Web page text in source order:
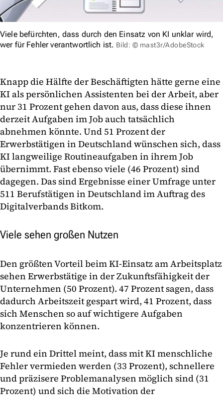
Viele befürchten, dass durch den Einsatz von KI unklar wird,
wer für Fehler verantwortlich ist. Bild: © mast3r/AdobeStock
Knapp die Hälfte der Beschäftigten hätte gerne eine
KI als persönlichen Assistenten bei der Arbeit, aber
nur 31 Prozent gehen davon aus, dass diese ihnen
derzeit Aufgaben im Job auch tatsächlich
abnehmen könnte. Und 51 Prozent der
Erwerbstätigen in Deutschland wünschen sich, dass
KI langweilige Routineaufgaben in ihrem Job
übernimmt. Fast ebenso viele (46 Prozent) sind
dagegen. Das sind Ergebnisse einer Umfrage unter
511 Berufstätigen in Deutschland im Auftrag des
Digitalverbands Bitkom.
Viele sehen großen Nutzen
Den größten Vorteil beim KI-Einsatz am Arbeitsplatz
sehen Erwerbstätige in der Zukunftsfähigkeit der
Unternehmen (50 Prozent). 47 Prozent sagen, dass
dadurch Arbeitszeit gespart wird, 41 Prozent, dass
sich Menschen so auf wichtigere Aufgaben
konzentrieren können.
Je rund ein Drittel meint, dass mit KI menschliche
Fehler vermieden werden (33 Prozent), schnellere
und präzisere Problemanalysen möglich sind (31
Prozent) und sich die Motivation der